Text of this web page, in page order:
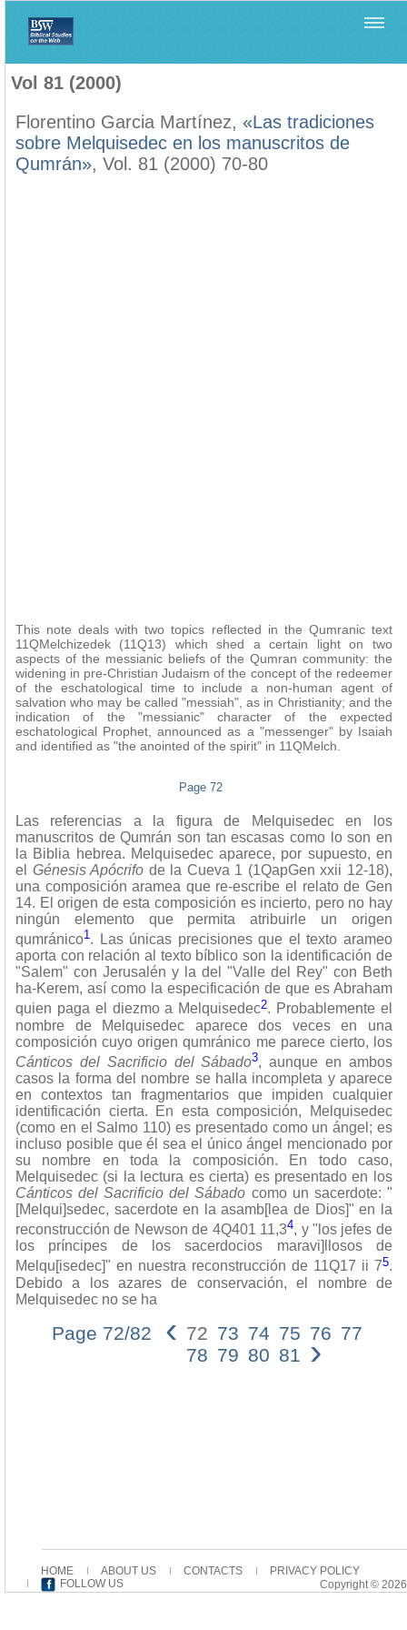
Vol 81 (2000)
Florentino Garcia Martínez, «Las tradiciones
sobre Melquisedec en los manuscritos de
Qumrán», Vol. 81 (2000) 70-80
This note deals with two topics reflected in the Qumranic text
11QMelchizedek (11Q13) which shed a certain light on two
aspects of the messianic beliefs of the Qumran community: the
widening in pre-Christian Judaism of the concept of the redeemer
of the eschatological time to include a non-human agent of
salvation who may be called "messiah", as in Christianity; and the
indication of the "messianic" character of the expected
eschatological Prophet, announced as a "messenger" by Isaiah
and identified as "the anointed of the spirit" in 11QMelch.
Page 72
Las referencias a la figura de Melquisedec en los
manuscritos de Qumrán son tan escasas como lo son en
la Biblia hebrea. Melquisedec aparece, por supuesto, en
el Génesis Apócrifo de la Cueva 1 (1QapGen xxii 12-18),
una composición aramea que re-escribe el relato de Gen
14. El origen de esta composición es incierto, pero no hay
ningún elemento que permita atribuirle un origen
qumránico1. Las únicas precisiones que el texto arameo
aporta con relación al texto bíblico son la identificación de
"Salem" con Jerusalén y la del "Valle del Rey" con Beth
ha-Kerem, así como la especificación de que es Abraham
quien paga el diezmo a Melquisedec2. Probablemente el
nombre de Melquisedec aparece dos veces en una
composición cuyo origen qumránico me parece cierto, los
Cánticos del Sacrificio del Sábado3, aunque en ambos
casos la forma del nombre se halla incompleta y aparece
en contextos tan fragmentarios que impiden cualquier
identificación cierta. En esta composición, Melquisedec
(como en el Salmo 110) es presentado como un ángel; es
incluso posible que él sea el único ángel mencionado por
su nombre en toda la composición. En todo caso,
Melquisedec (si la lectura es cierta) es presentado en los
Cánticos del Sacrificio del Sábado como un sacerdote: "
[Melqui]sedec, sacerdote en la asamb[lea de Dios]" en la
reconstrucción de Newson de 4Q401 11,34, y "los jefes de
los príncipes de los sacerdocios maravi]llosos de
Melqu[isedec]" en nuestra reconstrucción de 11Q17 ii 75.
Debido a los azares de conservación, el nombre de
Melquisedec no se ha
Page 72/82 ‹ 72 73 74 75 76 77
78 79 80 81 ›
HOME ABOUT US CONTACTS
PRIVACY POLICY
FOLLOW US
Copyright © 2026